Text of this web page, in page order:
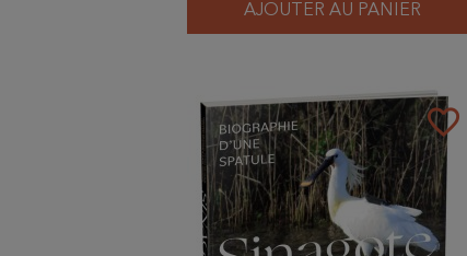
AJOUTER AU PANIER
favorite_border